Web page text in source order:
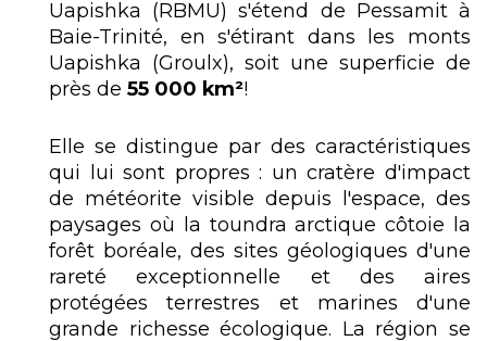
Uapishka (RBMU) s'étend de Pessamit à
Baie-Trinité, en s'étirant dans les monts
Uapishka (Groulx), soit une superficie de
près de 55 000 km²!
Elle se distingue par des caractéristiques
qui lui sont propres : un cratère d'impact
de météorite visible depuis l'espace, des
paysages où la toundra arctique côtoie la
forêt boréale, des sites géologiques d'une
rareté exceptionnelle et des aires
protégées terrestres et marines d'une
grande richesse écologique. La région se